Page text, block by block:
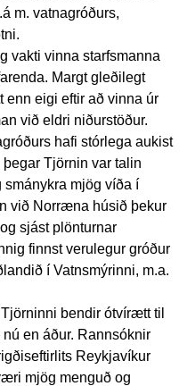
m. vatnagróðurs,
vakti vinna starfsmanna
Margt gleðilegt
enn eigi eftir að vinna úr
við eldri niðurstöður.
hafi stórlega aukist
Tjörnin var talin
mjög víða í
við Norræna húsið þekur
sjást plönturnar
finnst verulegur gróður
í Vatnsmýrinni, m.a.
bendir ótvírætt til
en áður. Rannsóknir
Reykjavíkur
mjög menguð og